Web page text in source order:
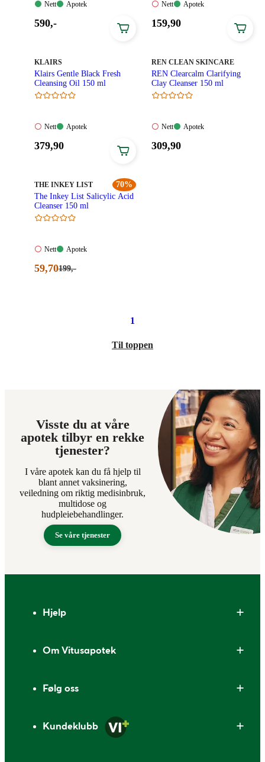
Nett:
Nett
Apotek:
Apotek
Pris:
590,-
Nett:
tilgjengelig
Nett
Apotek:
Apotek
Pris:
159,90
MERKE:
KLAIRS
Klairs Gentle Black Fresh
Cleansing Oil 150 ml​
Nett:
tilgjengelig
Nett
Apotek:
Apotek
Pris:
379,90
MERKE:
REN CLEAN SKINCARE
REN Clearcalm Clarifying
Clay Cleanser 150 ml
Nett:
tilgjengelig
Nett
Apotek:
Apotek
Pris:
309,90
70%
MERKE:
THE INKEY LIST
The Inkey List Salicylic Acid
Cleanser 150 ml
Nett:
tilgjengelig
Nett
Apotek:
Apotek
Nåværende
59,70Førpris:
199,-
1
Til toppen
Visste du at våre
apotek tilbyr en rekke
tjenester?
I våre apotek kan du få hjelp til
blant annet vaksinering,
veiledning om riktig medisinbruk,
multidose og
hudpleiebehandlinger.
Se våre tjenester
Hjelp
Om Vitusapotek
Følg oss
Kundeklubb